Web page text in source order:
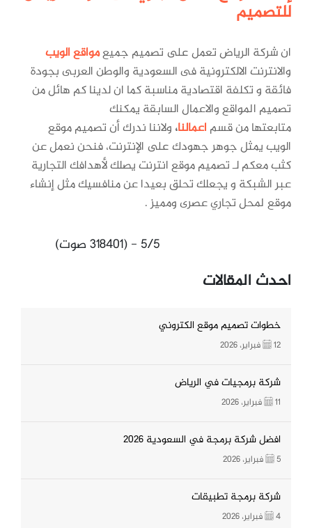
للتصميم
ان شركة الرياض تعمل على تصميم جميعمواقع الويب
والانترنت الالكترونية فى السعودية والوطن العربى بجودة
فائقة و تكلفة اقتصادية مناسبة كما ان لدينا كم هائل من
تصميم المواقع والاعمال السابقة يمكنك
متابعتها من قسم اعمالنا، ولاننا ندرك أن تصميم موقع
الويب يمثل جوهر جهودك على الإنترنت، فنحن نعمل عن
كثب معكم لـ تصميم موقع انترنت يصلك لأهدافك التجارية
عبر الشبكة و يجعلك تحلق بعيدا عن منافسيك مثل إنشاء
موقع لمحل تجاري عصرى ومميز .
5/5 - (318401 صوت)
احدث المقالات
خطوات تصميم موقع الكتروني
12 فبراير، 2026
شركة برمجيات في الرياض
11 فبراير، 2026
افضل شركة برمجة في السعودية 2026
5 فبراير، 2026
شركة برمجة تطبيقات
4 فبراير، 2026